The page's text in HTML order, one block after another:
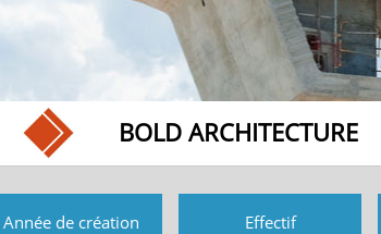
BOLD ARCHITECTURE
Année de création Effectif